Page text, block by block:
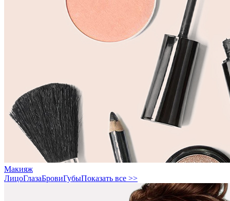
Макияж
ЛицоГлазаБровиГубыПоказать все >>